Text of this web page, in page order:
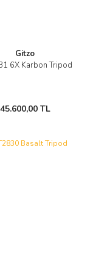
Gitzo
6X Karbon Tripod
45.600,00 TL